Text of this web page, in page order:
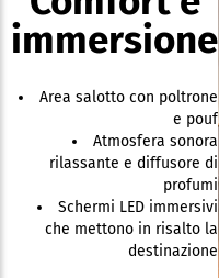
immersione
Area salotto con poltrone
e pouf
Atmosfera sonora
rilassante e diffusore di
profumi
Schermi LED immersivi
che mettono in risalto la
destinazione